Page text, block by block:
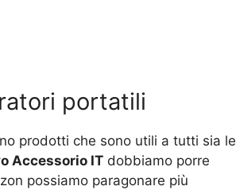
portatili
prodotti che sono utili a tutti sia le
Accessorio IT dobbiamo porre
possiamo paragonare più